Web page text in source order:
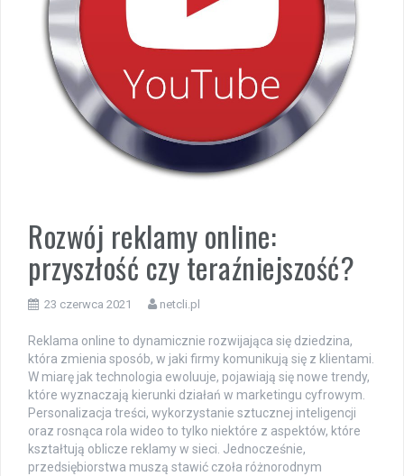
Rozwój reklamy online:
przyszłość czy teraźniejszość?
23 czerwca 2021 netcli.pl
Reklama online to dynamicznie rozwijająca się dziedzina,
która zmienia sposób, w jaki firmy komunikują się z klientami.
W miarę jak technologia ewoluuje, pojawiają się nowe trendy,
które wyznaczają kierunki działań w marketingu cyfrowym.
Personalizacja treści, wykorzystanie sztucznej inteligencji
oraz rosnąca rola wideo to tylko niektóre z aspektów, które
kształtują oblicze reklamy w sieci. Jednocześnie,
przedsiębiorstwa muszą stawić czoła różnorodnym